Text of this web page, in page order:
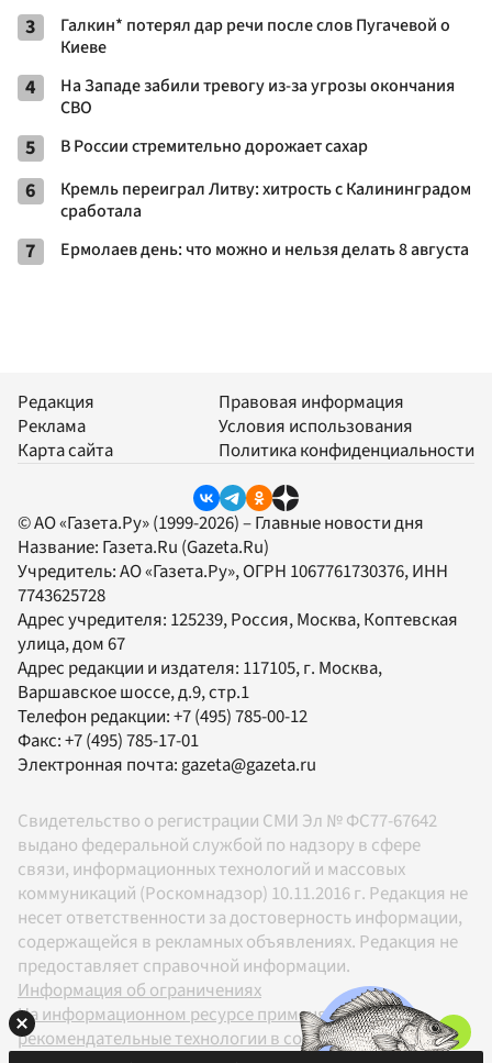
3
Галкин* потерял дар речи после слов Пугачевой о
Киеве
4
На Западе забили тревогу из-за угрозы окончания
СВО
5 В России стремительно дорожает сахар
6
Кремль переиграл Литву: хитрость с Калининградом
сработала
7 Ермолаев день: что можно и нельзя делать 8 августа
Редакция
Реклама
Карта сайта
Правовая информация
Условия использования
Политика конфиденциальности
© АО «Газета.Ру» (1999-2026) – Главные новости дня
Название: Газета.Ru (Gazeta.Ru)
Учредитель:АО «Газета.Ру», ОГРН 1067761730376, ИНН
7743625728
Адрес учредителя: 125239, Россия, Москва, Коптевская
улица, дом 67
Адрес редакции и издателя: 117105, г. Москва,
Варшавское шоссе, д.9, стр.1
Телефон редакции:+7 (495) 785-00-12
Факс:+7 (495) 785-17-01
Электронная почта:gazeta@gazeta.ru
Свидетельство о регистрации СМИ Эл № ФС77-67642
выдано федеральной службой по надзору в сфере
связи, информационных технологий и массовых
коммуникаций (Роскомнадзор) 10.11.2016 г. Редакция не
несет ответственности за достоверность информации,
содержащейся в рекламных объявлениях. Редакция не
предоставляет справочной информации.
Информация об ограничениях
На информационном ресурсе применяются
рекомендательные технологии в соответствии с